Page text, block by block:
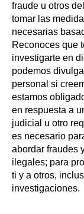
fraude u otros
tomar las
necesarias
Reconoces que
investigarte en
podemos
personal si
estamos
en respuesta a
judicial u otro
es necesario
abordar fraudes
ilegales; para
ti y a otros,
investigaciones.